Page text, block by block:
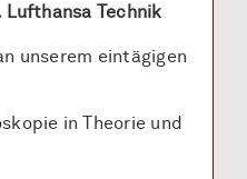
Lufthansa Technik
unserem eintägigen
in Theorie und